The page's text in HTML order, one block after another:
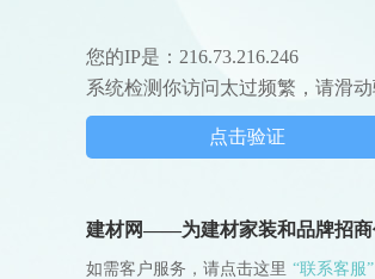
您的IP是：216.73.216.246
系统检测你访问太过频繁，请滑
点击验证
建材网——为建材家装和品牌招商
如需客户服务，请点击这里 “联系客服”